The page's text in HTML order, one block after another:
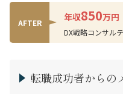
AFTER 年収850万円
DX戦略コンサル
転職成功者からの